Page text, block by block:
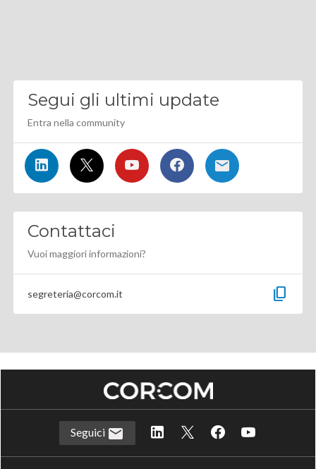
Segui gli ultimi update
Entra nella community
Contattaci
Vuoi maggiori informazioni?
segreteria@corcom.it content_copy
Seguici